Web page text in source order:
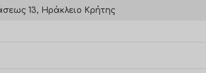
13, Ηράκλειο Κρήτης